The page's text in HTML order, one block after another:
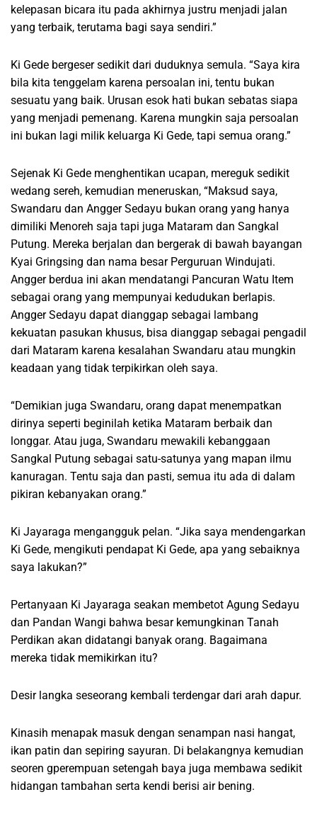
kelepasan bicara itu pada akhirnya justru menjadi jalan
yang terbaik, terutama bagi saya sendiri.”
Ki Gede bergeser sedikit dari duduknya semula. “Saya kira
bila kita tenggelam karena persoalan ini, tentu bukan
sesuatu yang baik. Urusan esok hati bukan sebatas siapa
yang menjadi pemenang. Karena mungkin saja persoalan
ini bukan lagi milik keluarga Ki Gede, tapi semua orang.”
Sejenak Ki Gede menghentikan ucapan, mereguk sedikit
wedang sereh, kemudian meneruskan, “Maksud saya,
Swandaru dan Angger Sedayu bukan orang yang hanya
dimiliki Menoreh saja tapi juga Mataram dan Sangkal
Putung. Mereka berjalan dan bergerak di bawah bayangan
Kyai Gringsing dan nama besar Perguruan Windujati.
Angger berdua ini akan mendatangi Pancuran Watu Item
sebagai orang yang mempunyai kedudukan berlapis.
Angger Sedayu dapat dianggap sebagai lambang
kekuatan pasukan khusus, bisa dianggap sebagai pengadil
dari Mataram karena kesalahan Swandaru atau mungkin
keadaan yang tidak terpikirkan oleh saya.
“Demikian juga Swandaru, orang dapat menempatkan
dirinya seperti beginilah ketika Mataram berbaik dan
longgar. Atau juga, Swandaru mewakili kebanggaan
Sangkal Putung sebagai satu-satunya yang mapan ilmu
kanuragan. Tentu saja dan pasti, semua itu ada di dalam
pikiran kebanyakan orang.”
Ki Jayaraga mengangguk pelan. “Jika saya mendengarkan
Ki Gede, mengikuti pendapat Ki Gede, apa yang sebaiknya
saya lakukan?”
Pertanyaan Ki Jayaraga seakan membetot Agung Sedayu
dan Pandan Wangi bahwa besar kemungkinan Tanah
Perdikan akan didatangi banyak orang. Bagaimana
mereka tidak memikirkan itu?
Desir langka seseorang kembali terdengar dari arah dapur.
Kinasih menapak masuk dengan senampan nasi hangat,
ikan patin dan sepiring sayuran. Di belakangnya kemudian
seoren gperempuan setengah baya juga membawa sedikit
hidangan tambahan serta kendi berisi air bening.